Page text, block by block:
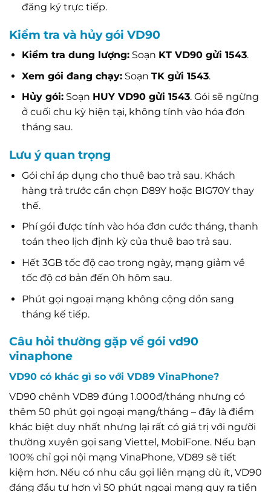
đăng ký trực tiếp.
Kiểm tra và hủy gói VD90
Kiểm tra dung lượng:Soạn KT VD90 gửi 1543.
Xem gói đang chạy:Soạn TK gửi 1543.
Hủy gói:Soạn HUY VD90 gửi 1543. Gói sẽ ngừng
ở cuối chu kỳ hiện tại, không tính vào hóa đơn
tháng sau.
Lưu ý quan trọng
Gói chỉ áp dụng cho thuê bao trả sau. Khách
hàng trả trước cần chọn D89Y hoặc BIG70Y thay
thế.
Phí gói được tính vào hóa đơn cước tháng, thanh
toán theo lịch định kỳ của thuê bao trả sau.
Hết 3GB tốc độ cao trong ngày, mạng giảm về
tốc độ cơ bản đến 0h hôm sau.
Phút gọi ngoại mạng không cộng dồn sang
tháng kế tiếp.
Câu hỏi thường gặp về gói vd90
vinaphone
VD90 có khác gì so với VD89 VinaPhone?
VD90 chênh VD89 đúng 1.000đ/tháng nhưng có
thêm 50 phút gọi ngoại mạng/tháng – đây là điểm
khác biệt duy nhất nhưng lại rất có giá trị với người
thường xuyên gọi sang Viettel, MobiFone. Nếu bạn
100% chỉ gọi nội mạng VinaPhone, VD89 sẽ tiết
kiệm hơn. Nếu có nhu cầu gọi liên mạng dù ít, VD90
đáng đầu tư hơn vì 50 phút ngoại mạng quy ra tiền